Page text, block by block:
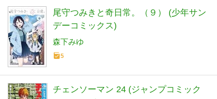
尾守つみきと奇日常。（９） (少年サン
デーコミックス)
森下みゆ
5
チェンソーマン 24 (ジャンプコミック